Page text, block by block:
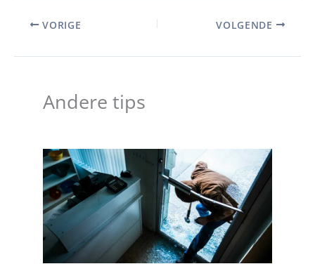
VORIGE VOLGENDE
Andere tips